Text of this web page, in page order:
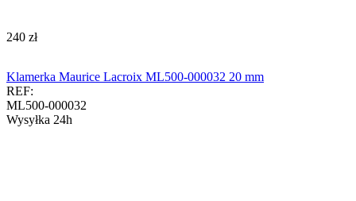
‍240‍ zł
Klamerka Maurice Lacroix ML500-000032 20 mm
REF:
ML500-000032
Wysyłka 24h